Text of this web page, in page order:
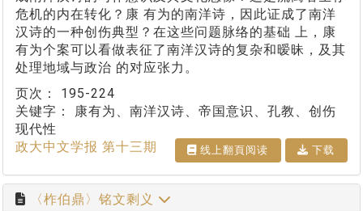
危机的内在转化？康 有为的南洋诗，因此证成了南洋
汉诗的一种创伤典型？在这些问题脉络的基础 上，康
有为个案可以看做表征了南洋汉诗的复杂和暧昧，及其
处理地域与政治 的对应张力。
页次： 195-224
关键字： 康有为、南洋汉诗、帝国意识、孔教、创伤
现代性
政大中文学报 第十三期
线上翻⾴阅读 下载
〈柞伯鼎〉铭文剩义